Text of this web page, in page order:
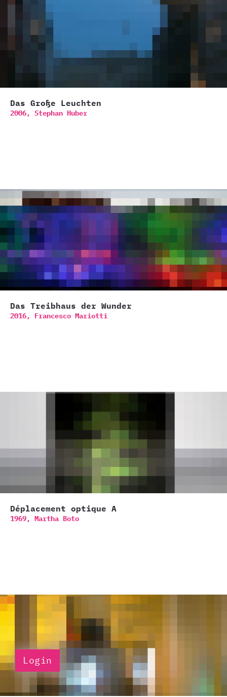
Das Große Leuchten
2006, Stephan Huber
Das Treibhaus der Wunder
2016, Francesco Mariotti
Déplacement optique A
1969, Martha Boto
Login